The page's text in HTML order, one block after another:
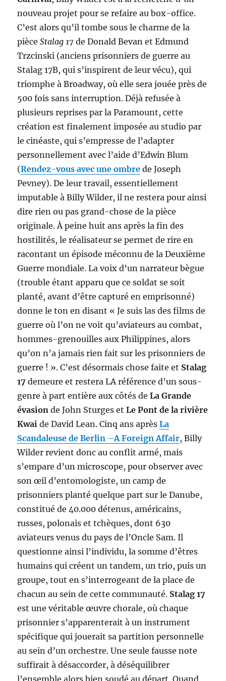
nouveau projet pour se refaire au box-office.
C’est alors qu’il tombe sous le charme de la
pièceStalag 17 de Donald Bevan et Edmund
Trzcinski (anciens prisonniers de guerre au
Stalag 17B, qui s’inspirent de leur vécu), qui
triomphe à Broadway, où elle sera jouée près de
500 fois sans interruption. Déjà refusée à
plusieurs reprises par la Paramount, cette
création est finalement imposée au studio par
le cinéaste, qui s’empresse de l’adapter
personnellement avec l’aide d’Edwin Blum
(Rendez-vous avec une ombre de Joseph
Pevney). De leur travail, essentiellement
imputable à Billy Wilder, il ne restera pour ainsi
dire rien ou pas grand-chose de la pièce
originale. À peine huit ans après la fin des
hostilités, le réalisateur se permet de rire en
racontant un épisode méconnu de la Deuxième
Guerre mondiale. La voix d’un narrateur bègue
(trouble étant apparu que ce soldat se soit
planté, avant d’être capturé en emprisonné)
donne le ton en disant « Je suis las des films de
guerre où l’on ne voit qu’aviateurs au combat,
hommes-grenouilles aux Philippines, alors
qu’on n’a jamais rien fait sur les prisonniers de
guerre ! ». C’est désormais chose faite et Stalag
17 demeure et restera LA référence d’un sous-
genre à part entière aux côtés deLa Grande
évasion de John Sturges etLe Pont de la rivière
Kwai de David Lean. Cinq ans aprèsLa
Scandaleuse de Berlin –A Foreign Affair, Billy
Wilder revient donc au conflit armé, mais
s’empare d’un microscope, pour observer avec
son œil d’entomologiste, un camp de
prisonniers planté quelque part sur le Danube,
constitué de 40.000 détenus, américains,
russes, polonais et tchèques, dont 630
aviateurs venus du pays de l’Oncle Sam. Il
questionne ainsi l’individu, la somme d’êtres
humains qui créent un tandem, un trio, puis un
groupe, tout en s’interrogeant de la place de
chacun au sein de cette communauté. Stalag 17
est une véritable œuvre chorale, où chaque
prisonnier s’apparenterait à un instrument
spécifique qui jouerait sa partition personnelle
au sein d’un orchestre. Une seule fausse note
suffirait à désaccorder, à déséquilibrer